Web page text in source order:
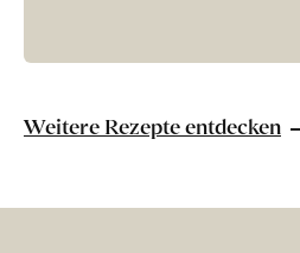
Weitere Rezepte entdecken